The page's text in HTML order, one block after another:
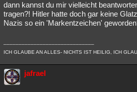
dann kannst du mir vielleicht
tragen?! Hitler hatte doch gar keine
Nazis so ein 'Markentzeichen'
ICH GLAUBE AN ALLES- NICHTS IST HEILIG, ICH
jafrael